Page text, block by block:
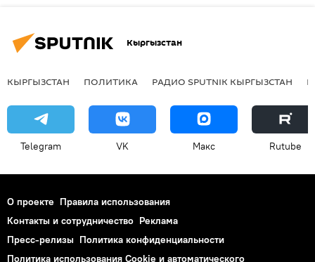
Кыргызстан
КЫРГЫЗСТАН ПОЛИТИКА РАДИО SPUTNIK КЫРГЫЗСТАН
Telegram VK Макс Rutube
О проекте Правила использования
Контакты и сотрудничество Реклама
Пресс-релизы Политика конфиденциальности
Политика использования Cookie и автоматического